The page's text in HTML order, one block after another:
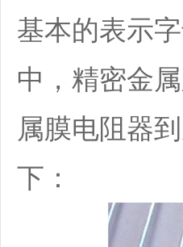
基本的表示
中，精密金
属膜电阻器
下：